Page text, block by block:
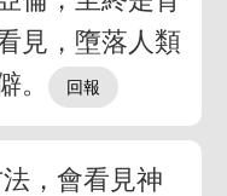
見，墮落人類
。
，會看見神